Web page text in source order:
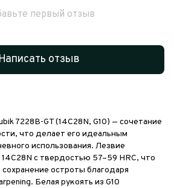
первый отзыв
Написать отзыв
7228B-GT (14C28N, G10) — сочетание
что делает его идеальным
использования. Лезвие
с твердостью 57–59 HRC, что
остроты благодаря
Белая рукоять из G10